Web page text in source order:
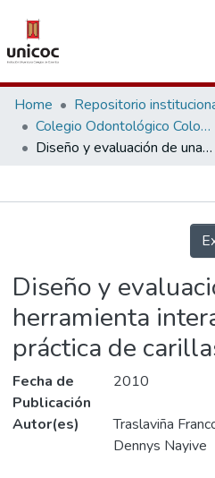
Communities & Collections
Research Outputs
People
Home
Colegio Odontológico Colombiano
Diseño y evaluación de una herramienta interactiva básica y práctica de carillas de porcelana
Información de
Diseño y
herramienta
práctica de
Fecha de
Publicación
2010
Autor(es)
Traslaviña
Dennys Nayive